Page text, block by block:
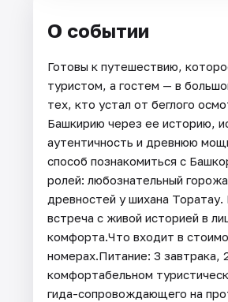
О событии
Готовы к путешествию,
туристом, а гостем — в
тех, кто устал от беглого
Башкирию через ее историю,
аутентичность и древнюю
способ познакомиться с
ролей: любознательный
древностей у шихана
встреча с живой историей в
комфорта.Что входит в
номерах.Питание: 3
комфортабельном
гида-сопровождающего на